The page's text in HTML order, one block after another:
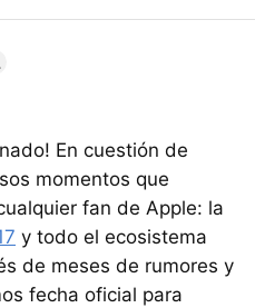
En cuestión de
momentos que
fan de Apple: la
y todo el ecosistema
de meses de rumores y
fecha oficial para